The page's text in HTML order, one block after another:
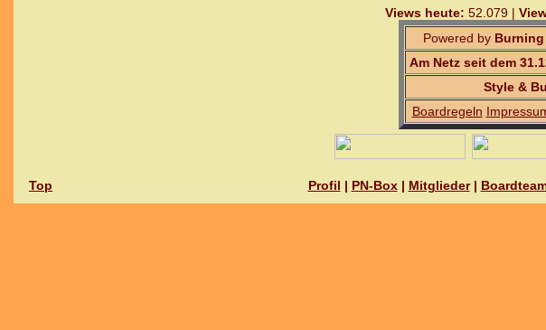
Views heute: 52.079 |
Powered by Burning
Am Netz seit dem
Style &
Boardregeln
Top Profil | PN-Box| Mitglieder|